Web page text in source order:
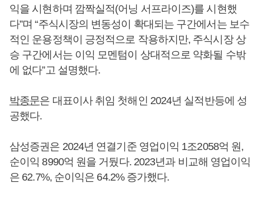
익을 시현하며 깜짝실적(어닝 서프라이즈)를 시현했
다”며 “주식시장의 변동성이 확대되는 구간에서는 보수
적인 운용정책이 긍정적으로 작용하지만, 주식시장 상
승 구간에서는 이익 모멘텀이 상대적으로 약화될 수밖
에 없다”고 설명했다.
박종문은 대표이사 취임 첫해인 2024년 실적반등에 성
공했다.
삼성증권은 2024년 연결기준 영업이익 1조2058억 원,
순이익 8990억 원을 거뒀다. 2023년과 비교해 영업이익
은 62.7%, 순이익은 64.2% 증가했다.